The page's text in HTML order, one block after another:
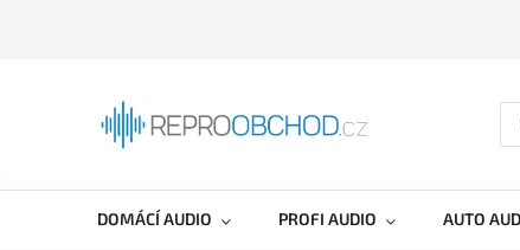
DOMÁCÍ AUDIO PROFI AUDIO AUTO